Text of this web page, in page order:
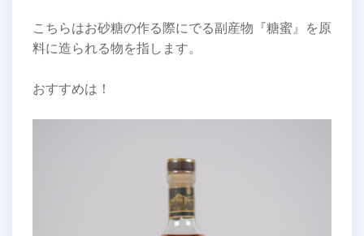
こちらはお砂糖の作る際にでる副産物『糖蜜』を原
料に造られる物を指します。
おすすめは！